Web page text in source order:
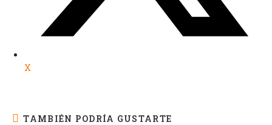
X
TAMBIÉN PODRÍA GUSTARTE